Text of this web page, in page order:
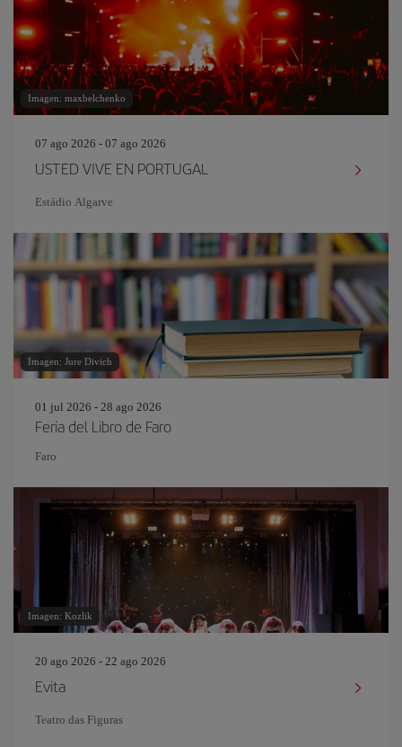
Imagen: maxbelchenko
07 ago 2026 - 07 ago 2026
USTED VIVE EN PORTUGAL
Estádio Algarve
Imagen: Jure Divich
01 jul 2026 - 28 ago 2026
Feria del Libro de Faro
Faro
Imagen: Kozlik
20 ago 2026 - 22 ago 2026
Evita
Teatro das Figuras